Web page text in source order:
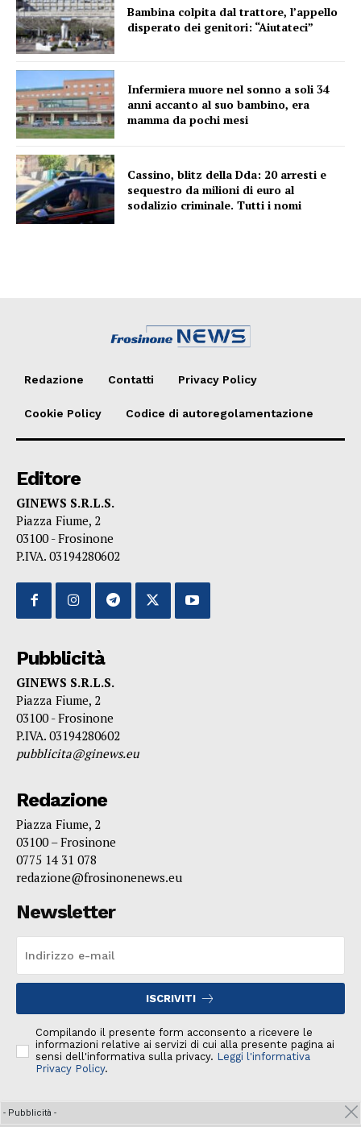
- Pubblicità -
Bambina colpita dal trattore, l’appello
disperato dei genitori: “Aiutateci”
Infermiera muore nel sonno a soli 34
anni accanto al suo bambino, era
mamma da pochi mesi
Cassino, blitz della Dda: 20 arresti e
sequestro da milioni di euro al
sodalizio criminale. Tutti i nomi
Redazione Contatti Privacy Policy
Cookie Policy Codice di autoregolamentazione
Editore
GINEWS S.R.L.S.
Piazza Fiume, 2
03100 - Frosinone
P.IVA. 03194280602
Pubblicità
GINEWS S.R.L.S.
Piazza Fiume, 2
03100 - Frosinone
P.IVA. 03194280602
pubblicita@ginews.eu
Redazione
Piazza Fiume, 2
03100 – Frosinone
0775 14 31 078
redazione@frosinonenews.eu
Newsletter
ISCRIVITI
Compilando il presente form acconsento a ricevere le
informazioni relative ai servizi di cui alla presente pagina ai
sensi dell'informativa sulla privacy. Leggi l'informativa
Privacy Policy.